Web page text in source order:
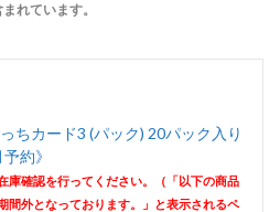
れています。
ちカード3 (パック) 20パック入り
約》
庫確認を行ってください。（「以下の商品
間外となっております。」と表示されるペ